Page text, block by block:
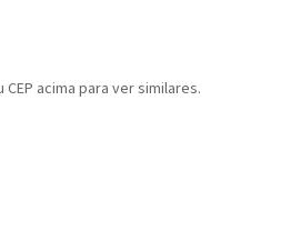
CEP acima para ver similares.